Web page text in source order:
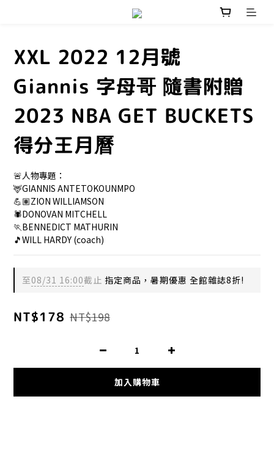
XXL 2022 12月號
Giannis 字母哥 隨書附贈
2023 NBA GET BUCKETS
得分王月曆
🚨人物專題：
🦌GIANNIS ANTETOKOUNMPO
💪🏽ZION WILLIAMSON
🕷️DONOVAN MITCHELL
🏃BENNEDICT MATHURIN
🎵WILL HARDY (coach)
至08/31 16:00截止 指定商品，暑期優惠 全館雜誌8折!
NT$178 NT$198
加入購物車